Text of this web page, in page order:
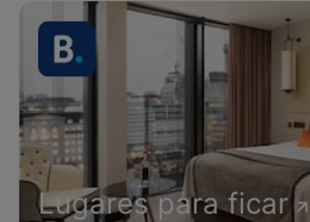
Lugares para ficar